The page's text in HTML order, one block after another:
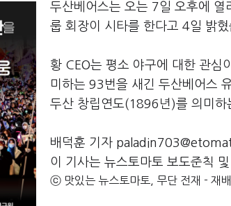
두산베어스는 오는 7일 오후에 열
룹 회장이 시타를 한다고 4일 밝
황 CEO는 평소 야구에 대한 관심
미하는 93 번을 새긴 두산베어스
두산 창립연도(1896 년 )를 의미하
배덕훈 기자
이 기사는 뉴스토마토 보도준칙
ⓒ 맛있는 뉴스토마토, 무단 전재 - 재배